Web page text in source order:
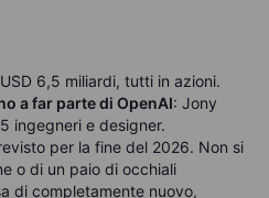
6,5 miliardi, tutti in azioni.
a far parte di OpenAI: Jony
ingegneri e designer.
per la fine del 2026. Non si
o di un paio di occhiali
di completamente nuovo,